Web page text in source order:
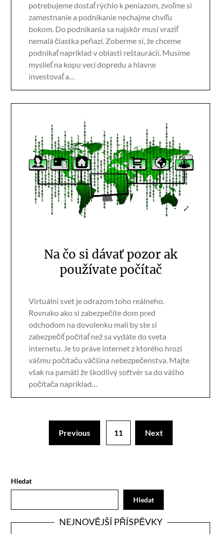
potrebujeme dostať rýchlo k peniazom, zvoľme si
zamestnanie a podnikanie nechajme chvíľu
bokom. Do podnikania sa najskôr musí vraziť
nemalá čiastka peňazí. Zoberme si, že chceme
podnikať napríklad v oblasti reštaurácií. Musíme
myslieť na kopu vecí dopredu a hlavne
investovať a…
Na čo si dávať pozor ak
používate počítač
Virtuálni svet je odrazom toho reálneho.
Rovnako ako si zabezpečíte dom pred
odchodom na dovolenku mali by ste si
zabezpečiť počítať než sa vydáte do sveta
internetu. Je to práve internet z ktorého hrozí
vášmu počítaču väčšina nebezpečenstva. Majte
však na pamäti že škodlivý softvér sa do vášho
počítača napríklad…
Previous 11 Next
Hledat
Hledat
NEJNOVĚJŠÍ PŘÍSPĚVKY